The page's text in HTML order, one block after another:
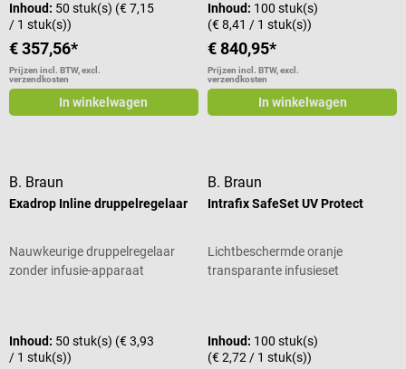
Inhoud: 50 stuk(s) (€ 7,15
/ 1 stuk(s))
€ 357,56*
Prijzen incl. BTW, excl.
verzendkosten
In winkelwagen
dankzij de geïntegreerde
druppelregelaar. Bovendien zorgt
de druppelregelaar ook voor een
nauwkeurige druppelsnelheid. De
regelaar wordt geleverd met het
Intrafix Air G infuusapparaat en
problemen kort worden
onderbroken met behulp van de
Parallelle infusies zijn ook
mogelijk dankzij de
terugslagklep. Productdetails
Nauwkeurige fijne
schaalverdeling (ml/h) Constante
Inhoud: 100 stuk(s)
(€ 8,41 / 1 stuk(s))
€ 840,95*
Prijzen incl. BTW, excl.
verzendkosten
In winkelwagen
B. Braun
Exadrop Inline druppelregelaar
Nauwkeurige druppelregelaar
zonder infusie-apparaat
Inhoud: 50 stuk(s) (€ 3,93
/ 1 stuk(s))
B. Braun
Intrafix SafeSet UV Protect
Lichtbeschermde oranje
transparante infusieset
Inhoud: 100 stuk(s)
(€ 2,72 / 1 stuk(s))